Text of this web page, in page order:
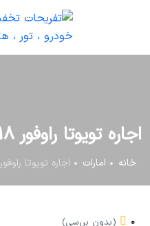
اجاره تویوتا راوفور 2018
خانه امارات اجاره تویوتا راوفور 2018
0 (بدون بررسی)